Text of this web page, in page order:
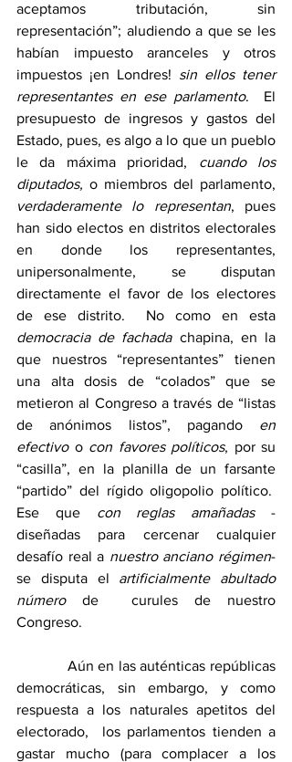
aceptamos tributación, sin
representación”; aludiendo a que se les
habían impuesto aranceles y otros
impuestos ¡en Londres! sin ellos tener
representantes en ese parlamento.  El
presupuesto de ingresos y gastos del
Estado, pues, es algo a lo que un pueblo
le da máxima prioridad, cuando los
diputados,
verdaderamente lo representan, pues
han sido electos en distritos electorales
en donde los representantes,
unipersonalmente, se disputan
directamente el favor de los electores
democracia de fachada chapina, en la
que nuestros “representantes” tienen
una alta dosis de “colados” que se
metieron al Congreso a través de “listas
de anónimos listos”, pagando en
efectivo o con favores políticos, por su
“casilla”, en la planilla de un farsante
“partido” del rígido oligopolio político.
Ese que con reglas amañadas -
diseñadas para cercenar cualquier
desafío real a nuestro anciano régimen-
se disputa el artificialmente abultado
número de  curules de nuestro
Congreso.
Aún en las auténticas repúblicas
democráticas, sin embargo, y como
respuesta a los naturales apetitos del
electorado,  los parlamentos tienden a
gastar mucho (para complacer a los